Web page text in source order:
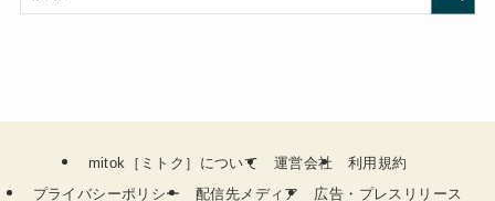
mitok［ミトク］について 運営会社
利用規約
プライバシーポリシー
配信先メディア 広告・プレスリリース